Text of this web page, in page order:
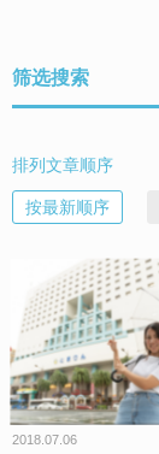
筛选搜索
排列文章顺序
按最新顺序
2018.07.06